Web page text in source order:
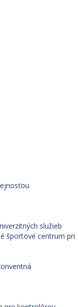
služieb
športové centrum pri